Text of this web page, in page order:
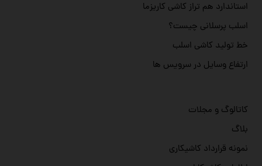
کاتالوگ و مجلات
بلاگ
نمونه قرارداد کاشیکاری
استاندارد هم تراز کاشی کاریزما
اسلب پرسلانی چیست؟
خط تولید کاشی اسلب
ارتفاع وسایل در سرویس ها